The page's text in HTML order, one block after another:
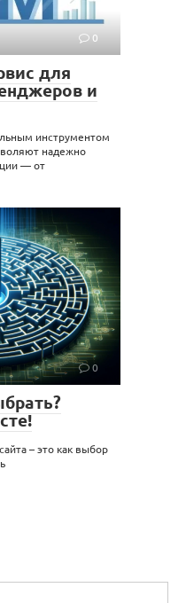
0
для
и
инструментом
надежно
— от
0
– это как выбор